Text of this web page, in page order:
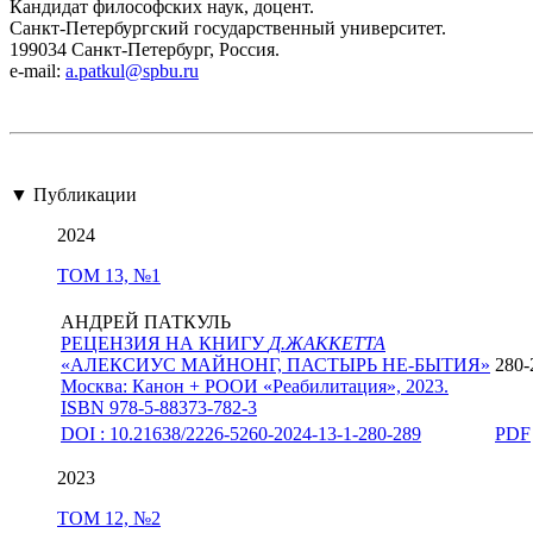
Кандидат философских наук, доцент.
Санкт-Петербургский государственный университет.
199034 Санкт-Петербург, Россия.
e-mail: a.patkul@spbu.ru
▼ Публикации
2024
ТОМ 13, №1
АНДРЕЙ ПАТКУЛЬ
РЕЦЕНЗИЯ НА КНИГУ Д.ЖАККЕТТА
«АЛЕКСИУС МАЙНОНГ, ПАСТЫРЬ НЕ-БЫТИЯ»
Москва: Канон + РООИ «Реабилитация», 2023.
ISBN 978-5-88373-782-3
DOI : 10.21638/2226-5260-2024-13-1-280-289 PDF
2023
ТОМ 12, №2